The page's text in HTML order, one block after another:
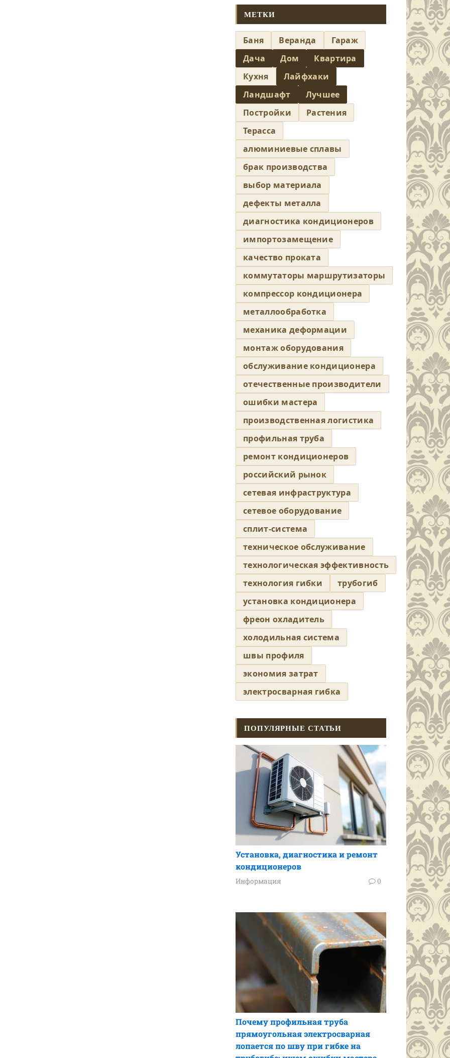
МЕТКИ
Баня Веранда
Гараж
Дача
Дом
Квартира
Кухня
Лайфхаки
Ландшафт
Лучшее
Постройки
Растения
Терасса
алюминиевые сплавы
брак производства
выбор материала
дефекты металла
диагностика кондиционеров
импортозамещение
качество проката
коммутаторы маршрутизаторы
компрессор кондиционера
металлообработка
механика деформации
монтаж оборудования
обслуживание кондиционера
отечественные производители
ошибки мастера
производственная логистика
профильная труба
ремонт кондиционеров
российский рынок
сетевая инфраструктура
сетевое оборудование
сплит-система
техническое обслуживание
технологическая эффективность
технология гибки
трубогиб
установка кондиционера
фреон охладитель
холодильная система
швы профиля
экономия затрат
электросварная гибка
ПОПУЛЯРНЫЕ СТАТЬИ
Установка, диагностика и ремонт
кондиционеров
Информация 0
Почему профильная труба
прямоугольная электросварная
лопается по шву при гибке на